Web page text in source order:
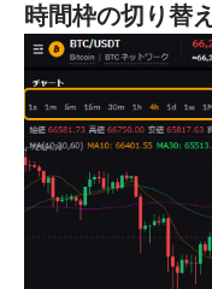
時間枠の切り替